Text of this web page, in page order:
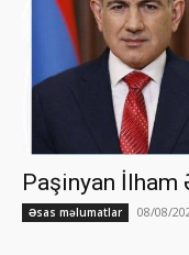
Paşinyan İlham
Əsas məlumatlar 08/08/